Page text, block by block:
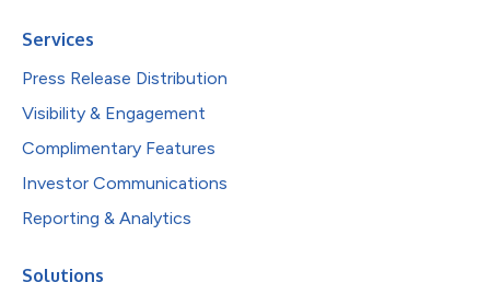
Services
Press Release Distribution
Visibility & Engagement
Complimentary Features
Investor Communications
Reporting & Analytics
Solutions